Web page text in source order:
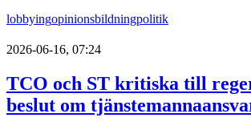
lobbyingopinionsbildningpolitik
2026-06-16, 07:24
TCO och ST kritiska till
beslut om